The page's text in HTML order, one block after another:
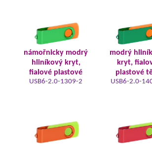
námořnicky modrý
hliníkový kryt,
fialové plastové
USB6-2.0-1309-2
modrý
kryt,
plastové
USB6-2.0-